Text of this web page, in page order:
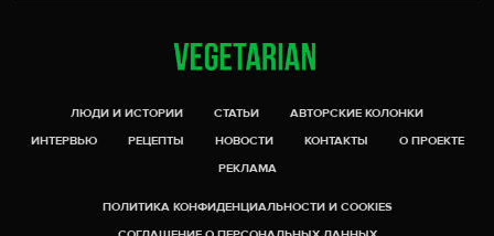
ЛЮДИ И ИСТОРИИ СТАТЬИ
АВТОРСКИЕ КОЛОНКИ
ИНТЕРВЬЮ
РЕЦЕПТЫ НОВОСТИ КОНТАКТЫ
О ПРОЕКТЕ
РЕКЛАМА
ПОЛИТИКА КОНФИДЕНЦИАЛЬНОСТИ И COOKIES